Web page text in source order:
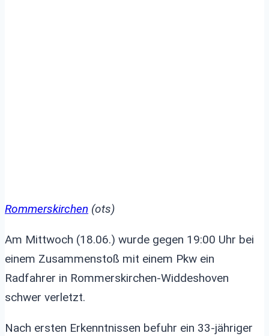
Rommerskirchen (ots)
Am Mittwoch (18.06.) wurde gegen 19:00 Uhr bei
einem Zusammenstoß mit einem Pkw ein
Radfahrer in Rommerskirchen-Widdeshoven
schwer verletzt.
Nach ersten Erkenntnissen befuhr ein 33-jähriger